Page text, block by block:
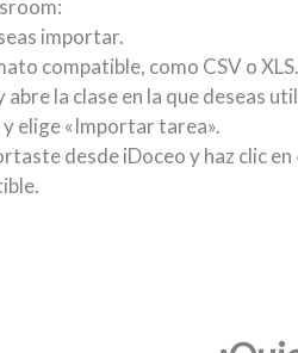
importar.
compatible, como CSV o XLS.
la clase en la que deseas
y elige «Importar tarea».
desde iDoceo y haz clic